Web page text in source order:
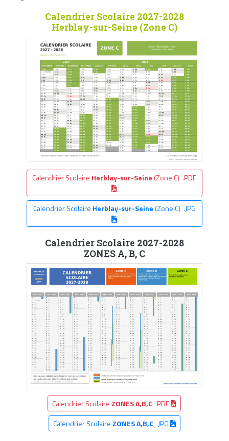
Calendrier Scolaire 2027-2028
Herblay-sur-Seine (Zone C)
Calendrier Scolaire Herblay-sur-Seine (Zone C) .PDF
Calendrier Scolaire Herblay-sur-Seine(Zone C) .JPG
Calendrier Scolaire 2027-2028
ZONES A, B, C
Calendrier Scolaire ZONES A,B,C .PDF
Calendrier Scolaire ZONES A,B,C.JPG